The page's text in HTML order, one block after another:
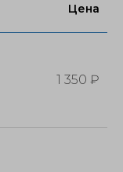
Цена
1 350 ₽